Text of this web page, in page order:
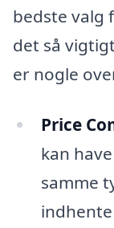
bedste valg
det så
er nogle
Price
kan
samme